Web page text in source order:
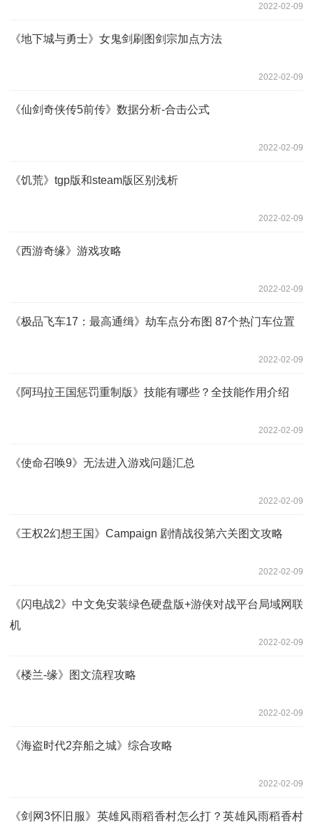
2022-02-09
《地下城与勇士》女鬼剑刷图剑宗加点方法
2022-02-09
《仙剑奇侠传5前传》数据分析-合击公式
2022-02-09
《饥荒》tgp版和steam版区别浅析
2022-02-09
《西游奇缘》游戏攻略
2022-02-09
《极品飞车17：最高通缉》劫车点分布图 87个热门车位置
2022-02-09
《阿玛拉王国惩罚重制版》技能有哪些？全技能作用介绍
2022-02-09
《使命召唤9》无法进入游戏问题汇总
2022-02-09
《王权2幻想王国》Campaign 剧情战役第六关图文攻略
2022-02-09
《闪电战2》中文免安装绿色硬盘版+游侠对战平台局域网联
机
2022-02-09
《楼兰-缘》图文流程攻略
2022-02-09
《海盗时代2弃船之城》综合攻略
2022-02-09
《剑网3怀旧服》英雄风雨稻香村怎么打？英雄风雨稻香村